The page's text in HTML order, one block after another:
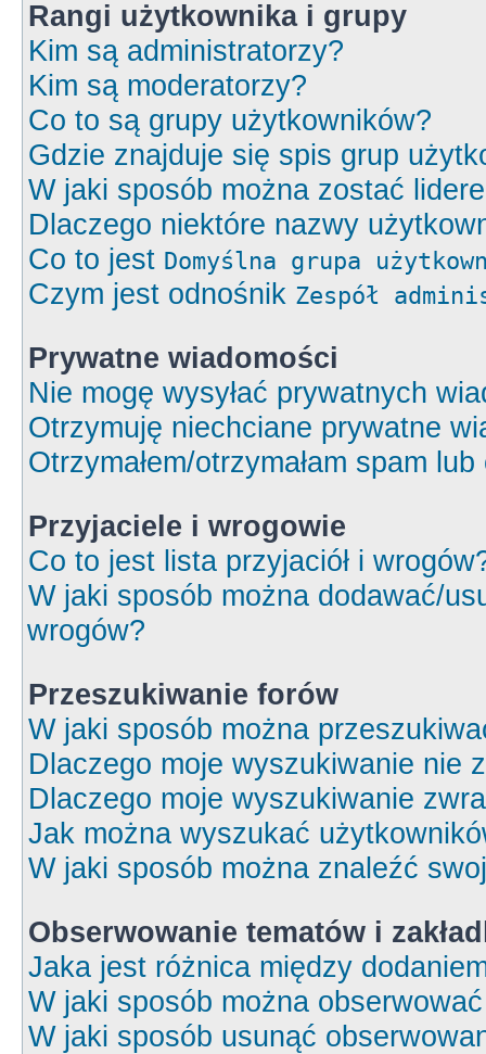
Rangi użytkownika i grupy
Kim są administratorzy?
Kim są moderatorzy?
Co to są grupy użytkowników?
Gdzie znajduje się spis grup
W jaki sposób można zostać
Dlaczego niektóre nazwy
Co to jest Domyślna grupa
Czym jest odnośnik Zespół
Prywatne wiadomości
Nie mogę wysyłać prywatnych
Otrzymuję niechciane prywatne
Otrzymałem/otrzymałam spam
Przyjaciele i wrogowie
Co to jest lista przyjaciół i
W jaki sposób można dodawać/
wrogów?
Przeszukiwanie forów
W jaki sposób można
Dlaczego moje wyszukiwanie nie
Dlaczego moje wyszukiwanie
Jak można wyszukać
W jaki sposób można znaleźć
Obserwowanie tematów i
Jaka jest różnica między
W jaki sposób można
W jaki sposób usunąć